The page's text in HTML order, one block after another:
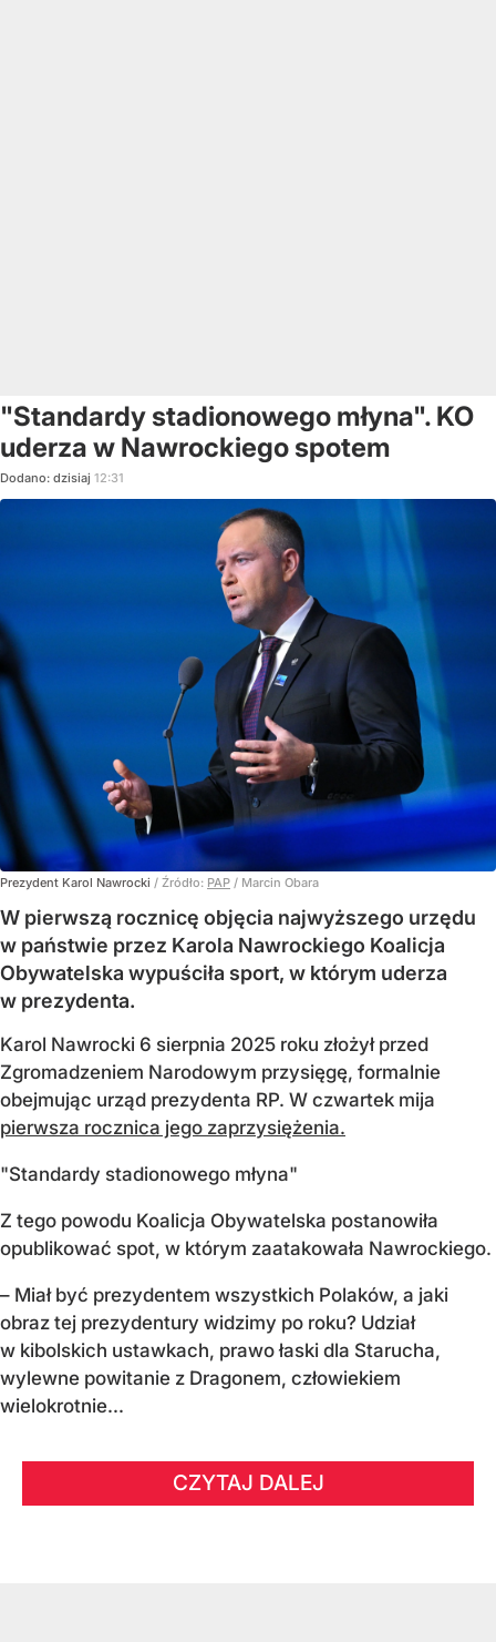
"Standardy stadionowego młyna". KO
uderza w Nawrockiego spotem
Dodano: dzisiaj 12:31
Prezydent Karol Nawrocki / Źródło: PAP / Marcin Obara
W pierwszą rocznicę objęcia najwyższego urzędu
w państwie przez Karola Nawrockiego Koalicja
Obywatelska wypuściła sport, w którym uderza
w prezydenta.
Karol Nawrocki 6 sierpnia 2025 roku złożył przed
Zgromadzeniem Narodowym przysięgę, formalnie
obejmując urząd prezydenta RP. W czwartek mija
pierwsza rocznica jego zaprzysiężenia.
"Standardy stadionowego młyna"
Z tego powodu Koalicja Obywatelska postanowiła
opublikować spot, w którym zaatakowała Nawrockiego.
– Miał być prezydentem wszystkich Polaków, a jaki
obraz tej prezydentury widzimy po roku? Udział
w kibolskich ustawkach, prawo łaski dla Starucha,
wylewne powitanie z Dragonem, człowiekiem
wielokrotnie...
CZYTAJ DALEJ